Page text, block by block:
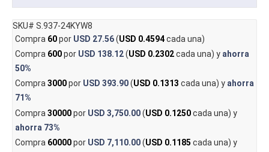
SKU# S.937-24KYW8
Compra 60por USD 27.56(USD 0.4594cada una)
Compra 600por USD 138.12(USD 0.2302cada una) y ahorra
50%
Compra3000por USD 393.90(USD 0.1313 cada una) y ahorra
71%
Compra 30000por USD 3,750.00(USD 0.1250cada una) y
ahorra 73%
Compra 60000por USD 7,110.00(USD 0.1185 cada una) y